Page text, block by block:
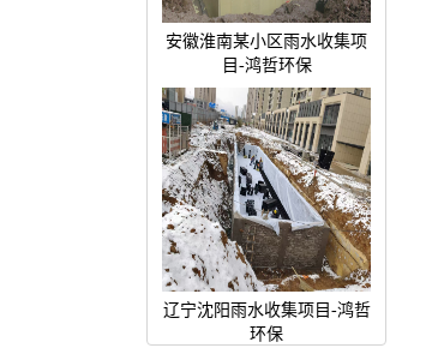
安徽淮南某小区雨水收集项
目-鸿哲环保
辽宁沈阳雨水收集项目-鸿哲
环保